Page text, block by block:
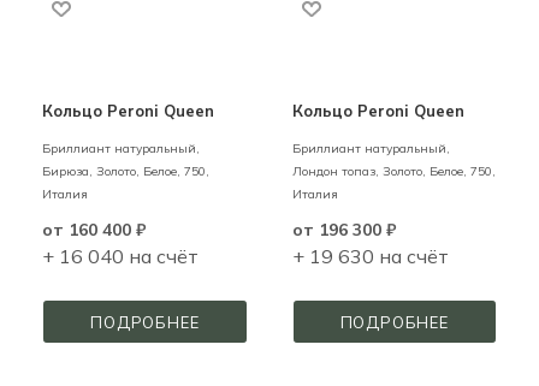
Кольцо Peroni Queen
Бриллиант натуральный,
Бирюза, Золото, Белое, 750,
Италия
от 160 400 ₽
+ 16 040 на счёт
ПОДРОБНЕЕ
Кольцо Peroni Queen
Бриллиант натуральный,
Лондон топаз, Золото, Белое, 750,
Италия
от 196 300 ₽
+ 19 630 на счёт
ПОДРОБНЕЕ